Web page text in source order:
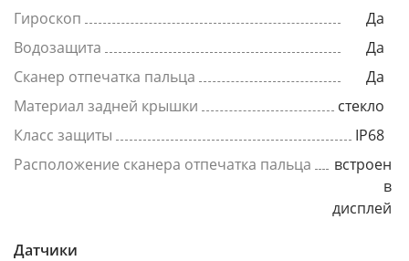
Гироскоп
Да
Водозащита
Да
Сканер отпечатка пальца
Да
Материал задней крышки
стекло
Класс защиты
IP68
Расположение сканера отпечатка пальца
встроен
в
дисплей
Датчики